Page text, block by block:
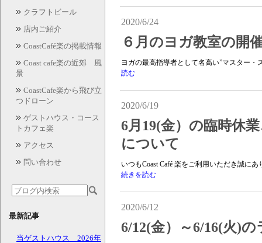
クラフトビール
店内ご紹介
CoastCafé楽の掲載情報
Coast cafe楽の近郊 風
景
CoastCafe楽から飛び立
つドローン
ゲストハウス・コース
トカフェ楽
アクセス
問い合わせ
最新記事
当ゲストハウス 2026年
2020/6/24
６月のヨガ教室の開
ヨガの最高指導者として名高い”マスター
読む
2020/6/19
6月19(金）の臨時休
について
いつもCoast Café 楽をご利用いただき誠に
続きを読む
2020/6/12
6/12(金）～6/16(火)